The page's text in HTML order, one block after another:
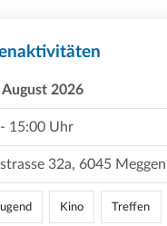
August 2026
15:00 Uhr
32a, 6045 Meggen
Kino Treffen